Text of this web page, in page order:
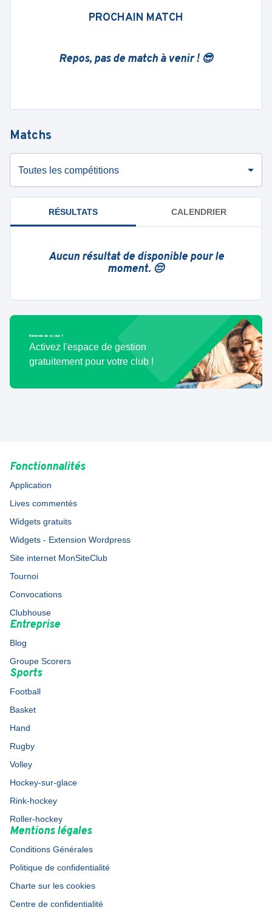
PROCHAIN MATCH
Repos, pas de match à venir ! 😎
Matchs
Toutes les compétitions
RÉSULTATS CALENDRIER
Aucun résultat de disponible pour le
moment. 😔
Bénévole de ce club ?
Activez l'espace de gestion
gratuitement pour votre club !
Fonctionnalités
Application
Lives commentés
Widgets gratuits
Widgets - Extension Wordpress
Site internet MonSiteClub
Tournoi
Convocations
Clubhouse
Entreprise
Blog
Groupe Scorers
Sports
Football
Basket
Hand
Rugby
Volley
Hockey-sur-glace
Rink-hockey
Roller-hockey
Mentions légales
Conditions Générales
Politique de confidentialité
Charte sur les cookies
Centre de confidentialité